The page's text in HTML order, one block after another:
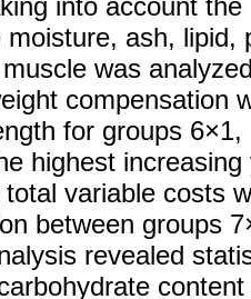
into account
moisture, ash,
was
compensation
for groups
highest
total variable costs
between groups
revealed